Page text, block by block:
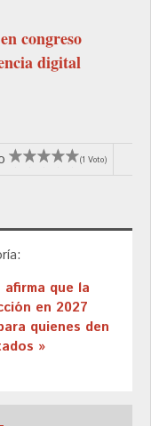
congreso
digital
(1 Voto)
afirma que la
en 2027
quienes den
»